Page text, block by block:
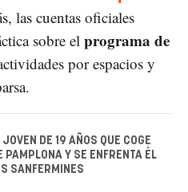
las cuentas oficiales
sobre el programa de
por espacios y
JOVEN DE 19 AÑOS QUE COGE
PAMPLONA Y SE ENFRENTA ÉL
SANFERMINES